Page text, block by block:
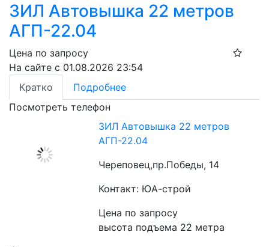
ЗИЛ Автовышка 22 метров
АГП-22.04
Цена по запросу
На сайте с 01.08.2026 23:54
Кратко
Подробнее
Посмотреть телефон
ЗИЛ Автовышка 22 метров
АГП-22.04
Череповец,пр.Победы, 14
Контакт: ЮА-строй
Цена по запросу
высота подъема 22 метра